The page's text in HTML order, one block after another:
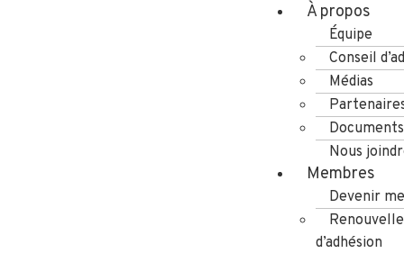
À propos
Équipe
Conseil
Médias
Documents
Nous
Membres
Devenir
d’adhésion